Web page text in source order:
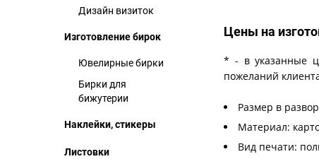
Дизайн визиток
Изготовление бирок
Ювелирные бирки
Бирки для
бижутерии
Наклейки, стикеры
Листовки
Цены на
* - в указанные
пожеланий
Размер в
Материал:
Вид печати: